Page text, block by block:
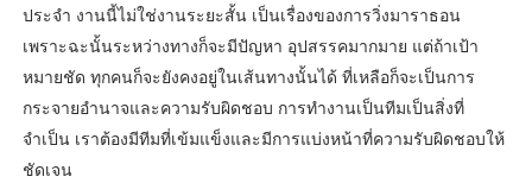
ประจำ งานนี้ไม่ใช่งานระยะสั้น เป็นเรื่องของการวิ่งมาราธอน
เพราะฉะนั้นระหว่างทางก็จะมีปัญหา อุปสรรคมากมาย แต่ถ้าเป้า
หมายชัด ทุกคนก็จะยังคงอยู่ในเส้นทางนั้นได้ ที่เหลือก็จะเป็นการ
กระจายอำนาจและความรับผิดชอบ การทำงานเป็นทีมเป็นสิ่งที่
จำเป็น เราต้องมีทีมที่เข้มแข็งและมีการแบ่งหน้าที่ความรับผิดชอบให้
ชัดเจน